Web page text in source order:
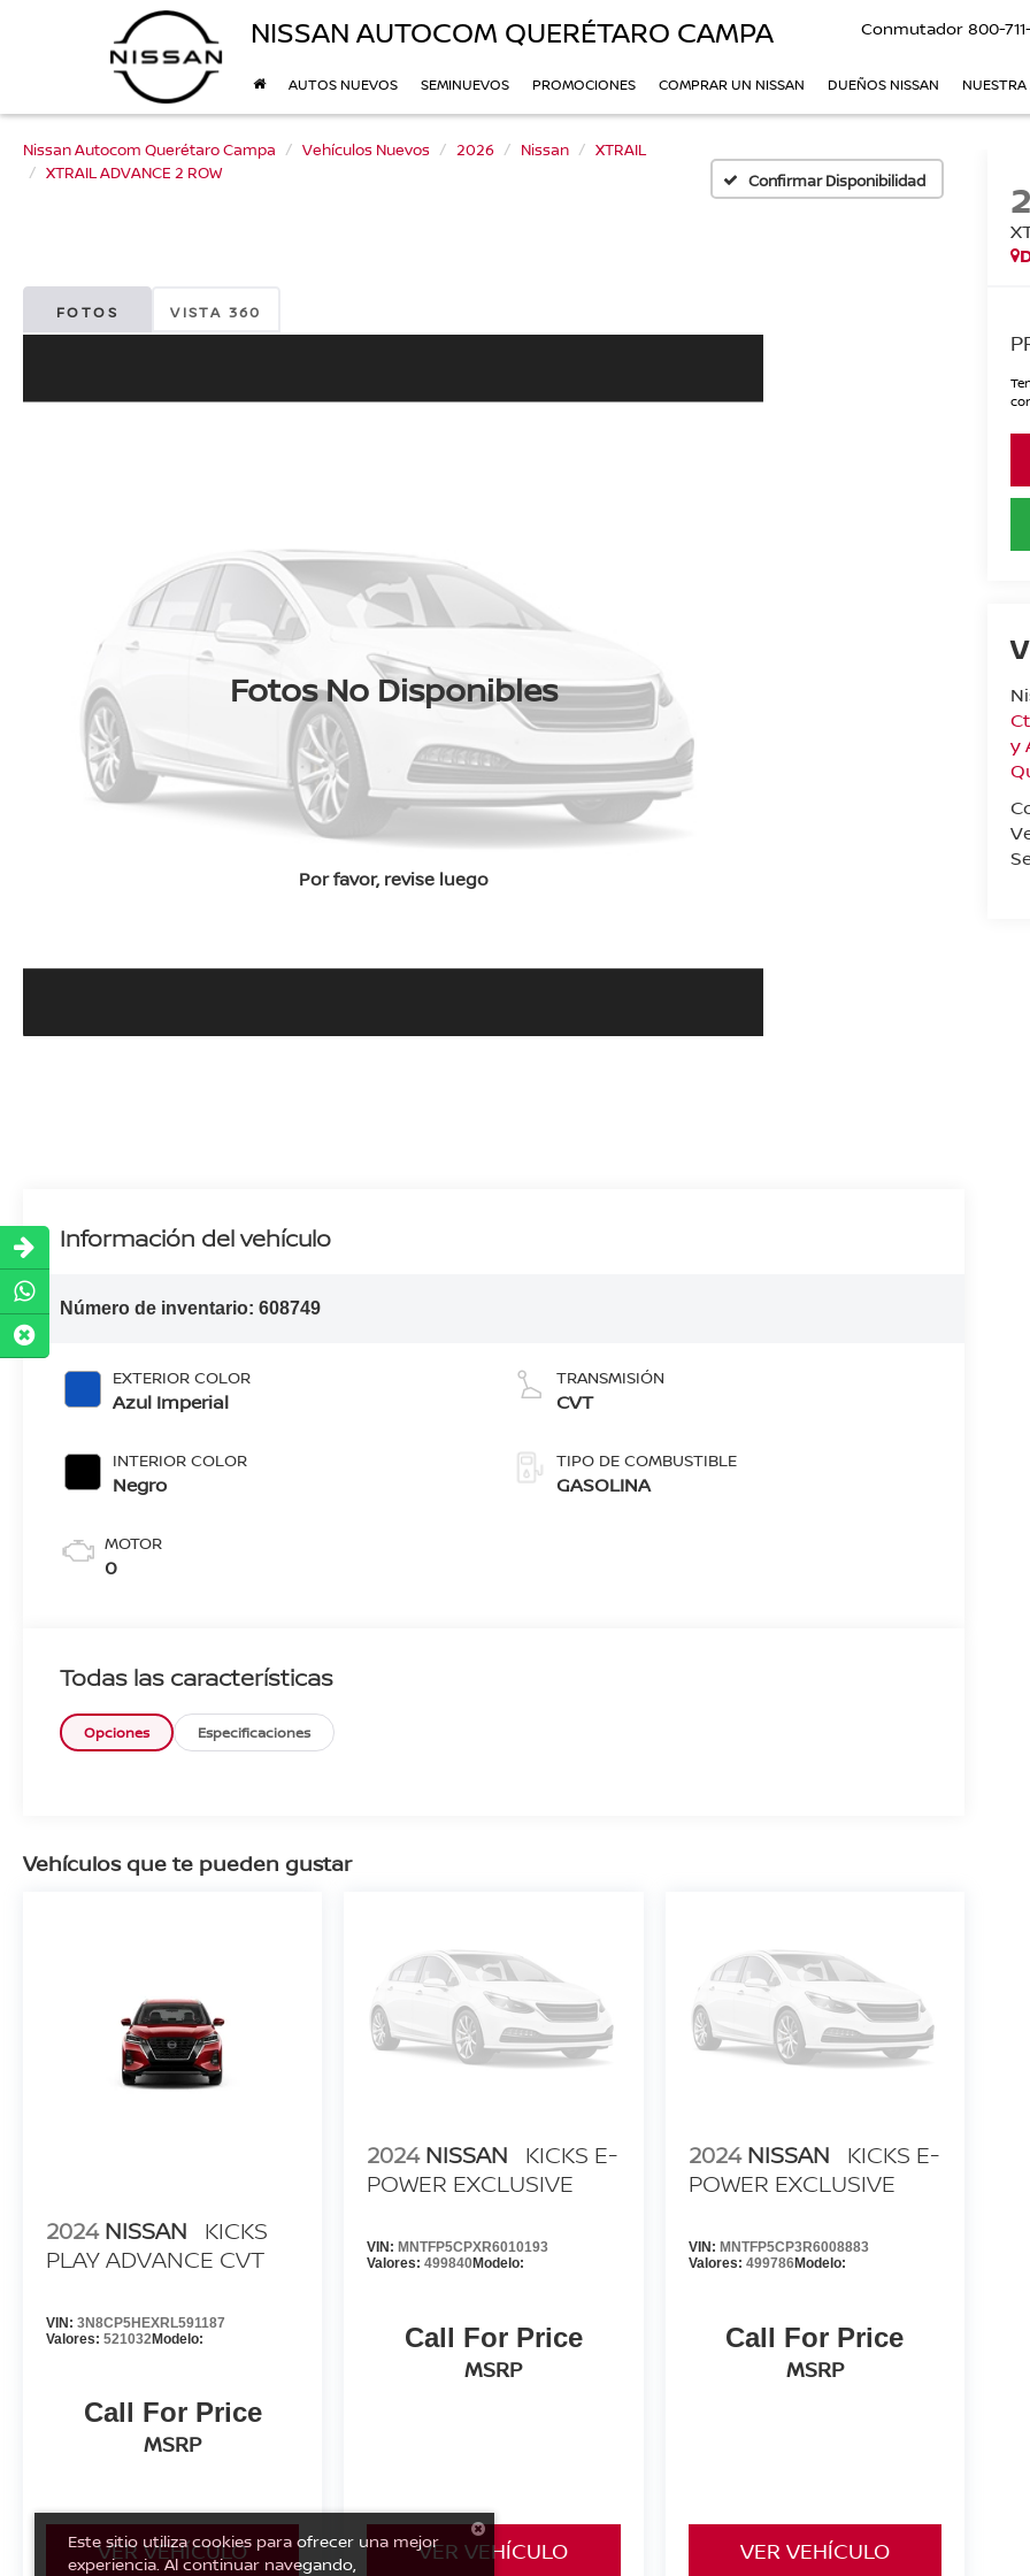
NISSAN AUTOCOM QUERÉTARO CAMPA Conmutador 800-
AUTOS NUEVOS SEMINUEVOS PROMOCIONES COMPRAR UN NISSAN DUEÑOS NISSAN
Nissan Autocom Querétaro Campa Vehículos Nuevos 2026 Nissan
XTRAIL
XTRAIL ADVANCE 2 ROW
Confirmar Disponibilidad
FOTOS VISTA 360
Fotos No Disponibles
Por favor, revise luego
y
Información del vehículo
Número de inventario:608749
EXTERIOR COLOR
Azul Imperial
INTERIOR COLOR
Negro
MOTOR
0
TRANSMISIÓN
CVT
TIPO DE COMBUSTIBLE
GASOLINA
Todas las características
Opciones Especificaciones
Vehículos que te pueden gustar
2024 NISSAN
KICKS
PLAY ADVANCE CVT
VIN: 3N8CP5HEXRL591187
Valores: 521032Modelo:
Call For Price
MSRP
VER VEHÍCULO
2024 NISSAN
KICKS E-
POWER EXCLUSIVE
VIN: MNTFP5CPXR6010193
Valores:499840Modelo:
Call For Price
MSRP
VER VEHÍCULO
2024 NISSAN
KICKS E-
POWER EXCLUSIVE
VIN: MNTFP5CP3R6008883
Valores: 499786Modelo:
Call For Price
MSRP
VER VEHÍCULO
Este sitio utiliza cookies para ofrecer una mejor
experiencia. Al continuar navegando,